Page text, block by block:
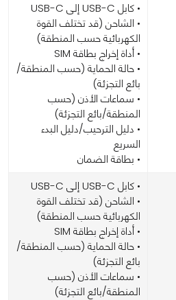
• كابل USB-C إلى USB-C
• الشاحن (قد تختلف القوة
الكهربائية حسب المنطقة)
• أداة إخراج بطاقة SIM
• حالة الحماية (حسب المنطقة/
بائع التجزئة)
• سماعات الأذن (حسب
المنطقة/بائع التجزئة)
• دليل الترحيب/دليل البدء
السريع
• بطاقة الضمان
• كابل USB-C إلى USB-C
• الشاحن (قد تختلف القوة
الكهربائية حسب المنطقة)
• أداة إخراج بطاقة SIM
• حالة الحماية (حسب المنطقة/
بائع التجزئة)
• سماعات الأذن (حسب
المنطقة/بائع التجزئة)